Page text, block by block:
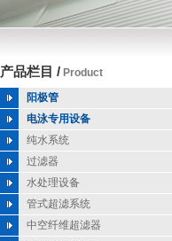
产品栏目 / Product
阳极管
电泳专用设备
纯水系统
过滤器
水处理设备
管式超滤系统
中空纤维超滤器